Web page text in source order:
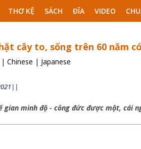
THƠ KỆ SÁCH ĐĨA VIDEO
cây to, sống trên 60 năm
| Chinese | Japanese
gian mình độ - công đức được một, cái